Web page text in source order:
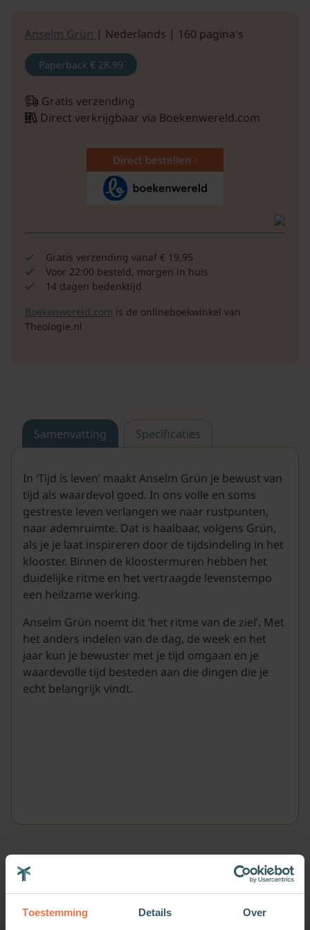
Toestemming Details Over
Anselm Grün | Nederlands | 160 pagina's
Paperback € 28.99
Gratis verzending
Direct verkrijgbaar via Boekenwereld.com
Direct bestellen
Gratis verzending vanaf € 19,95
Voor 22:00 besteld, morgen in huis
14 dagen bedenktijd
Boekenwereld.com is de onlineboekwinkel van
Theologie.nl
Samenvatting Specificaties
In ‘Tijd is leven’ maakt Anselm Grün je bewust van
tijd als waardevol goed. In ons volle en soms
gestreste leven verlangen we naar rustpunten,
naar ademruimte. Dat is haalbaar, volgens Grün,
als je je laat inspireren door de tijdsindeling in het
klooster. Binnen de kloostermuren hebben het
duidelijke ritme en het vertraagde levenstempo
een heilzame werking.
Anselm Grün noemt dit ‘het ritme van de ziel’. Met
het anders indelen van de dag, de week en het
jaar kun je bewuster met je tijd omgaan en je
waardevolle tijd besteden aan die dingen die je
echt belangrijk vindt.
Meer van deze auteur